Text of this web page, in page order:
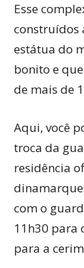
Esse
construídos
estátua do
bonito e
de mais de
Aqui, você
troca da
residência
com o
11h30 para
para a